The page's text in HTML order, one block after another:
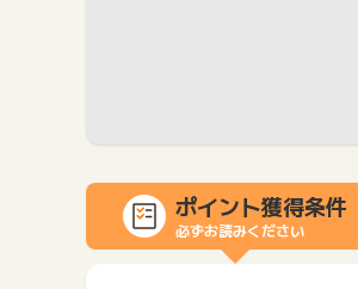
ポイント獲得条件
必ずお読みください